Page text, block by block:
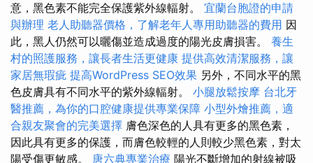
意，黑色素不能完全保護紫外線輻射。 宜蘭台胞證的申請
與辦理 老人助聽器價格，了解老年人專用助聽器的費用 因
此，黑人仍然可以曬傷並造成過度的陽光皮膚損害。 養生
村的照護服務，讓長者生活更健康 提供高效清潔服務，讓
家居無瑕疵 提高WordPress SEO效果 另外，不同水平的黑
色皮膚具有不同水平的紫外線輻射。 小腿放鬆按摩 台北牙
醫推薦，為你的口腔健康提供專業保障 小型外燴推薦，適
合親友聚會的完美選擇 膚色深色的人具有更多的黑色素，
因此具有更多的保護，而膚色較輕的人則較少黑色素，對太
陽受傷更敏感。 唐六典專業治療 陽光不斷增加的射線被吸